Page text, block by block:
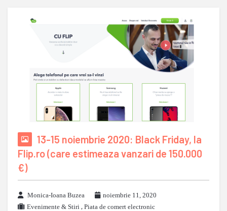
13-15 noiembrie 2020: Black Friday, la
Flip.ro (care estimeaza vanzari de 150.000
€)
Monica-Ioana Buzea
noiembrie 11, 2020
Evenimente & Stiri , Piata de comert electronic